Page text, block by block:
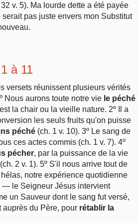
32 v. 5). Ma lourde dette a été payée
pas juste envers mon Substitut
à 11
versets réunissent plusieurs vérités
Nous aurons toute notre vie le péché
la chair ou la vieille nature. 2º Il a
les seuls fruits qu'on puisse
péché (ch. 1 v. 10). 3º Le sang de
ces actes commis (ch. 1 v. 7). 4º
pécher, par la puissance de la vie
2 v. 1). 5º S'il nous arrive tout de
notre expérience quotidienne
— le Seigneur Jésus intervient
un Sauveur dont le sang fut versé,
auprès du Père, pour rétablir la